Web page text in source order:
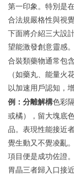
第一印象。特別是
合法規嚴格性與視
下面將介紹三大設
望能激發創意靈感
合裝類藥物通常包
（如藥丸、能量火
以加速用戶認知，
例：分離解構色彩
或橘），留大塊底
品。表現性能接近
覺生動又不覺凌亂
項目便是成功佐證
胃晶三者歸入口接